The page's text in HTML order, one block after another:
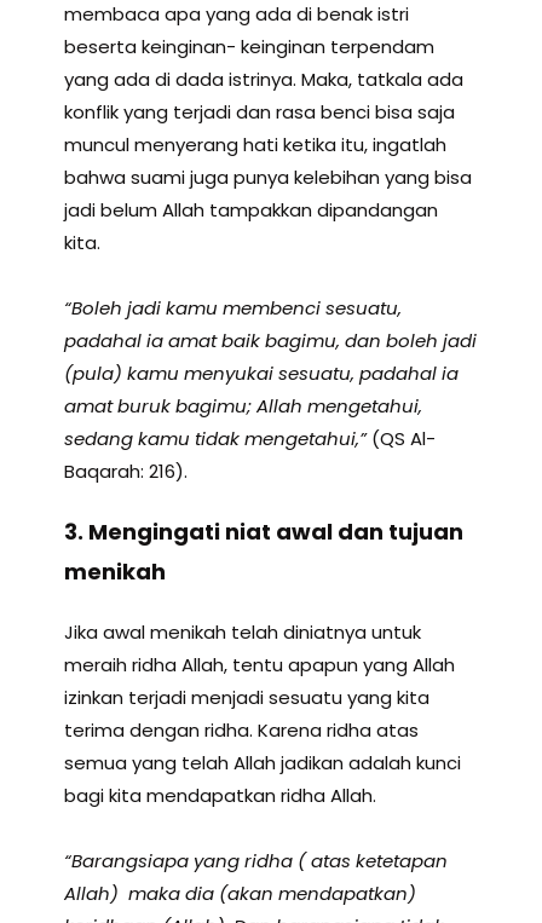
membaca apa yang ada di benak istri
beserta keinginan- keinginan terpendam
yang ada di dada istrinya. Maka, tatkala ada
konflik yang terjadi dan rasa benci bisa saja
muncul menyerang hati ketika itu, ingatlah
bahwa suami juga punya kelebihan yang bisa
jadi belum Allah tampakkan dipandangan
kita.
“Boleh jadi kamu membenci sesuatu,
padahal ia amat baik bagimu, dan boleh jadi
(pula) kamu menyukai sesuatu, padahal ia
amat buruk bagimu; Allah mengetahui,
sedang kamu tidak mengetahui,”(QS Al-
Baqarah: 216).
3. Mengingati niat awal dan tujuan
menikah
Jika awal menikah telah diniatnya untuk
meraih ridha Allah, tentu apapun yang Allah
izinkan terjadi menjadi sesuatu yang kita
terima dengan ridha. Karena ridha atas
semua yang telah Allah jadikan adalah kunci
bagi kita mendapatkan ridha Allah.
“Barangsiapa yang ridha ( atas ketetapan
Allah) maka dia (akan mendapatkan)